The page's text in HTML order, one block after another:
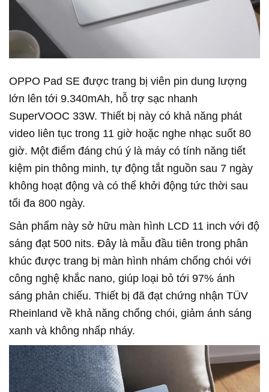
OPPO Pad SE được trang bị viên pin dung lượng
lớn lên tới 9.340mAh, hỗ trợ sạc nhanh
SuperVOOC 33W. Thiết bị này có khả năng phát
video liên tục trong 11 giờ hoặc nghe nhạc suốt 80
giờ. Một điểm đáng chú ý là máy có tính năng tiết
kiệm pin thông minh, tự động tắt nguồn sau 7 ngày
không hoạt động và có thể khởi động tức thời sau
tối đa 800 ngày.
Sản phẩm này sở hữu màn hình LCD 11 inch với độ
sáng đạt 500 nits. Đây là mẫu đầu tiên trong phân
khúc được trang bị màn hình nhám chống chói với
công nghệ khắc nano, giúp loại bỏ tới 97% ánh
sáng phản chiếu. Thiết bị đã đạt chứng nhận TÜV
Rheinland về khả năng chống chói, giảm ánh sáng
xanh và không nhấp nháy.